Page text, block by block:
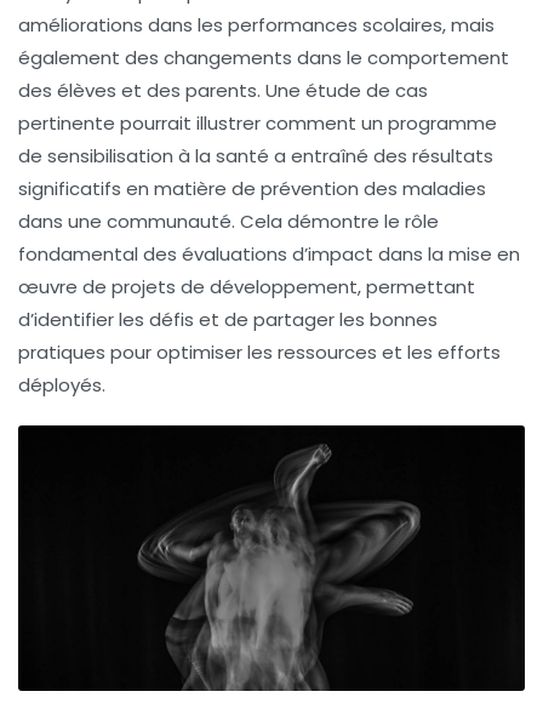
améliorations dans les performances scolaires, mais
également des changements dans le comportement
des élèves et des parents. Une étude de cas
pertinente pourrait illustrer comment un programme
de sensibilisation à la santé a entraîné des résultats
significatifs en matière de prévention des maladies
dans une communauté. Cela démontre le rôle
fondamental des évaluations d’impact dans la mise en
œuvre de projets de développement, permettant
d’identifier les défis et de partager les bonnes
pratiques pour optimiser les ressources et les efforts
déployés.